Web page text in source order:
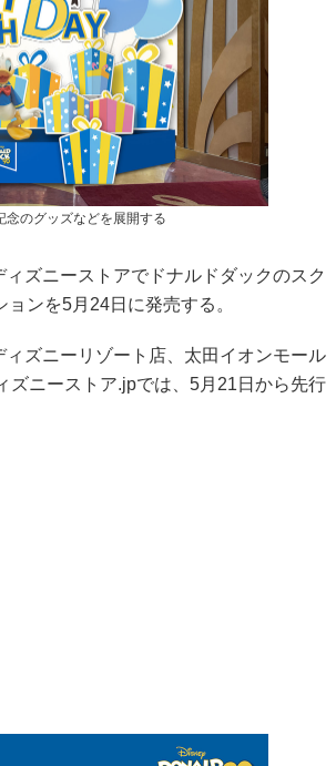
のグッズなどを展開する
ズニーストアでドナルドダックのスク
ンを5月24日に発売する。
ズニーリゾート店、太田イオンモール
ズニーストア.jpでは、5月21日から先行